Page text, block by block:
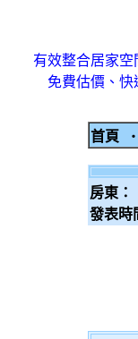
有效整合居家
免費估價、快
首頁
房東：
發表時